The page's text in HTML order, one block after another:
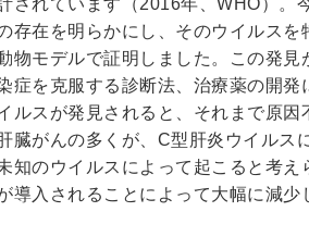
されています（2016年、WHO）。
存在を明らかにし、そのウイルス
物モデルで証明しました。この発
症を克服する診断法、治療薬の開
ルスが発見されると、それまで原
臓がんの多くが、C型肝炎ウイルス
知のウイルスによって起こると考
導入されることによって大幅に減